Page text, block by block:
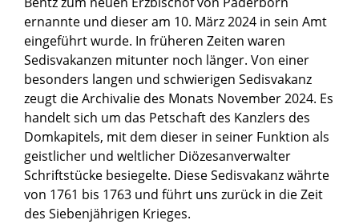
ernannte und dieser am 10. März 2024 in sein Amt
eingeführt wurde. In früheren Zeiten waren
Sedisvakanzen mitunter noch länger. Von einer
besonders langen und schwierigen Sedisvakanz
zeugt die Archivalie des Monats November 2024. Es
handelt sich um das Petschaft des Kanzlers des
Domkapitels, mit dem dieser in seiner Funktion als
geistlicher und weltlicher Diözesanverwalter
Schriftstücke besiegelte. Diese Sedisvakanz währte
von 1761 bis 1763 und führt uns zurück in die Zeit
des Siebenjährigen Krieges.